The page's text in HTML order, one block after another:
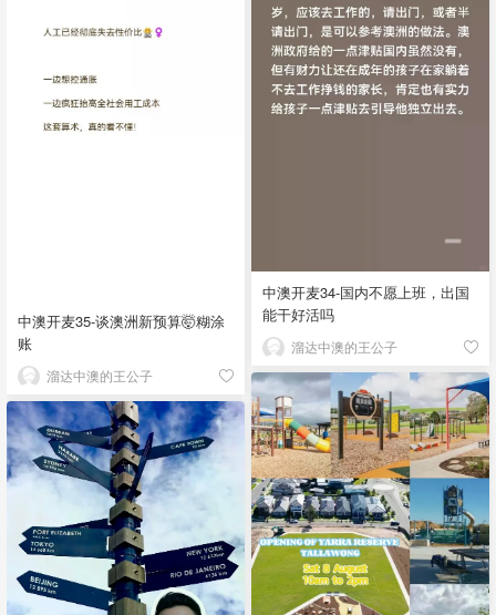
中澳开麦35-谈澳洲新预算🤯糊涂
账
溜达中澳的王公子
中澳开麦34-国内不愿上班，出国
能干好活吗
溜达中澳的王公子